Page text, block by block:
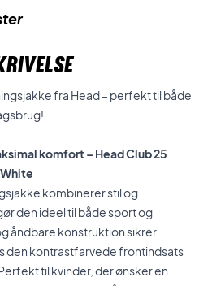
fra Head – perfekt til både
komfort – Head Club 25
kombinerer stil og
den ideel til både sport og
åndbare konstruktion sikrer
den kontrastfarvede frontindsats
til kvinder, der ønsker en